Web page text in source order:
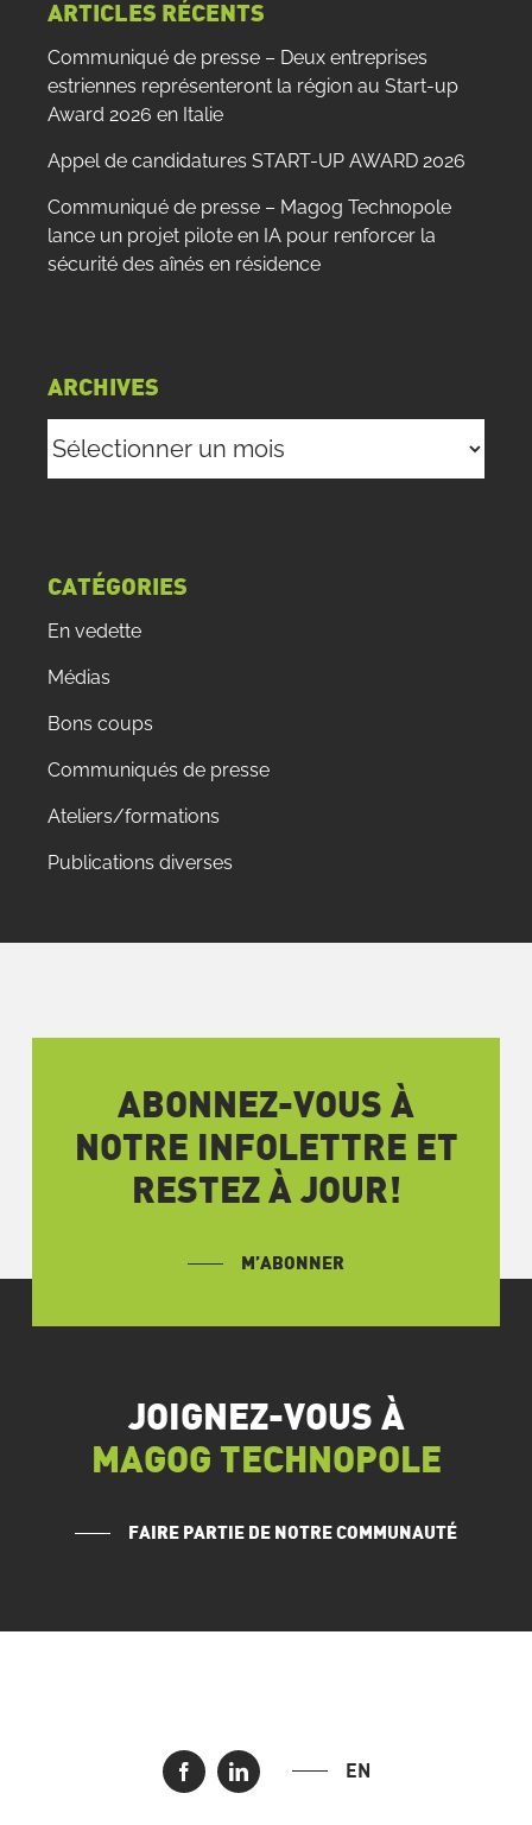
ARTICLES RÉCENTS
Communiqué de presse – Deux entreprises
estriennes représenteront la région au Start-up
Award 2026 en Italie
Appel de candidatures START-UP AWARD 2026
Communiqué de presse – Magog Technopole
lance un projet pilote en IA pour renforcer la
sécurité des aînés en résidence
ARCHIVES
CATÉGORIES
En vedette
Médias
Bons coups
Communiqués de presse
Ateliers/formations
Publications diverses
ABONNEZ-VOUS À
NOTRE INFOLETTRE ET
RESTEZ À JOUR!
M’ABONNER
JOIGNEZ-VOUS À
MAGOG TECHNOPOLE
FAIRE PARTIE DE NOTRE COMMUNAUTÉ
EN